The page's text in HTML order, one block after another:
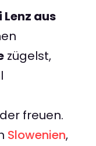
aus
zügelst,
freuen.
Slowenien,